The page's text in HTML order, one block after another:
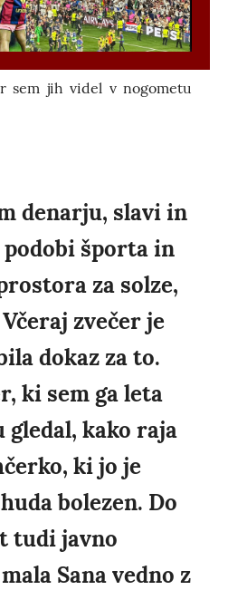
sem jih videl v nogometu
denarju, slavi in
športa in
za solze,
zvečer je
dokaz za to.
ki sem ga leta
gledal, kako raja
ki jo je
bolezen. Do
tudi javno
Sana vedno z